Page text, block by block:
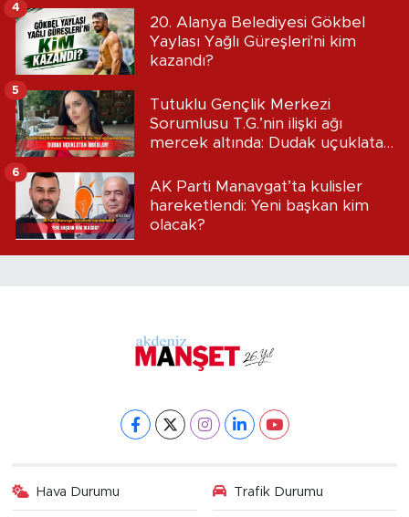
20. Alanya Belediyesi Gökbel
Yaylası Yağlı Güreşleri'ni kim
kazandı?
4
Tutuklu Gençlik Merkezi
Sorumlusu T.G.’nin ilişki ağı
mercek altında: Dudak uçuklatan
5
AK Parti Manavgat’ta kulisler
hareketlendi: Yeni başkan kim
olacak?
6
Hava Durumu Trafik Durumu